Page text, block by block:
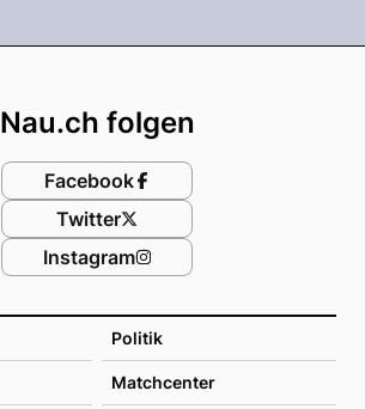
Politik
Matchcenter
Nau.ch folgen
Facebook
Twitter
Instagram